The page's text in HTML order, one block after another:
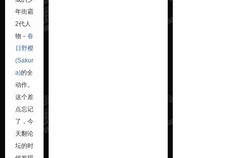
年街霸
2代人
物－ 春
日野樱
(Sakur
a)的全
动作。
这个差
点忘记
了，今
天翻论
坛的时